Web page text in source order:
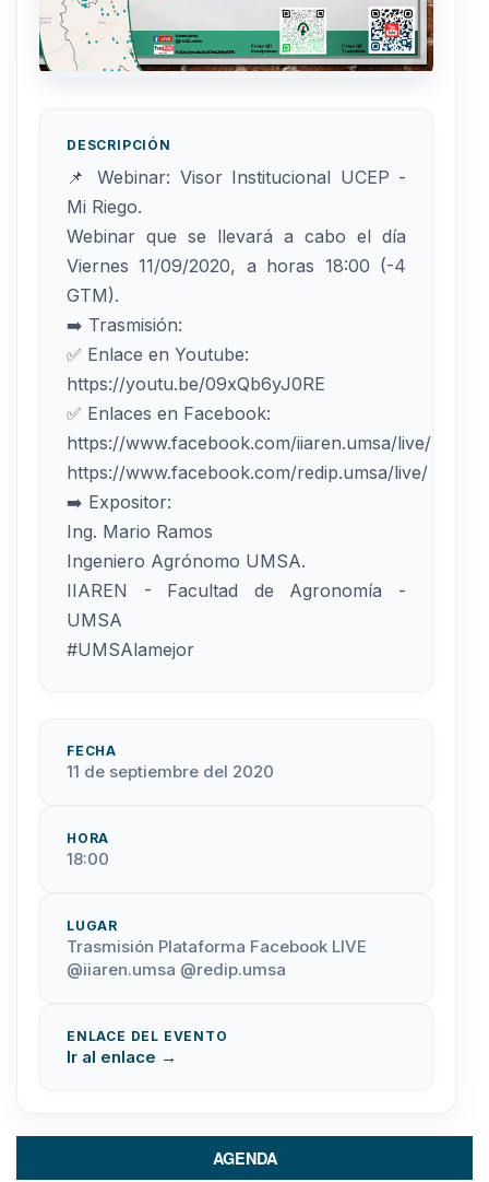
DESCRIPCIÓN
📌 Webinar: Visor Institucional UCEP -
Mi Riego.
Webinar que se llevará a cabo el día
Viernes 11/09/2020, a horas 18:00 (-4
GTM).
➡️ Trasmisión:
✅ Enlace en Youtube:
https://youtu.be/09xQb6yJ0RE
✅ Enlaces en Facebook:
https://www.facebook.com/iiaren.umsa/live/
https://www.facebook.com/redip.umsa/live/
➡️ Expositor:
Ing. Mario Ramos
Ingeniero Agrónomo UMSA.
IIAREN - Facultad de Agronomía -
UMSA
#UMSAlamejor
FECHA
11 de septiembre del 2020
HORA
18:00
LUGAR
Trasmisión Plataforma Facebook LIVE
@iiaren.umsa @redip.umsa
ENLACE DEL EVENTO
Ir al enlace →
AGENDA